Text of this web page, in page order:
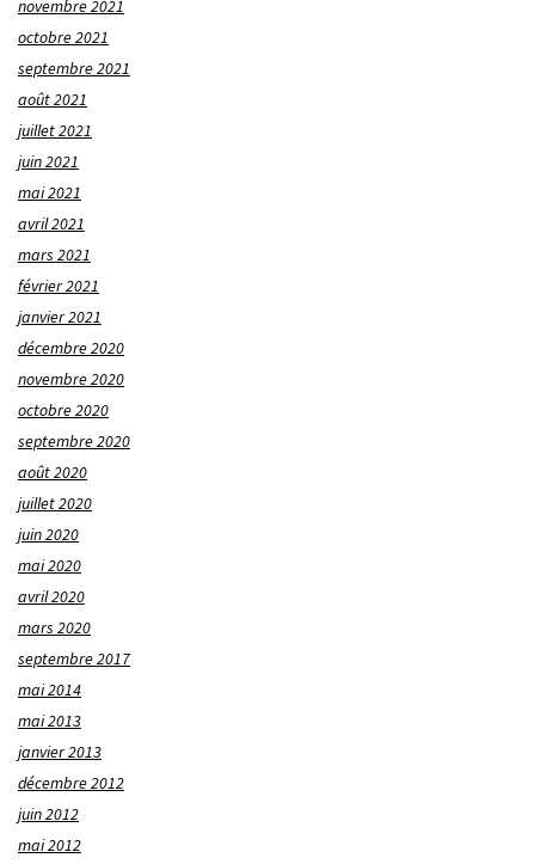
novembre 2021
octobre 2021
septembre 2021
août 2021
juillet 2021
juin 2021
mai 2021
avril 2021
mars 2021
février 2021
janvier 2021
décembre 2020
novembre 2020
octobre 2020
septembre 2020
août 2020
juillet 2020
juin 2020
mai 2020
avril 2020
mars 2020
septembre 2017
mai 2014
mai 2013
janvier 2013
décembre 2012
juin 2012
mai 2012